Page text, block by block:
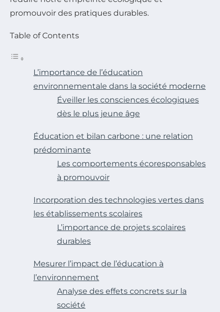
promouvoir des pratiques durables.
Table of Contents
L’importance de l’éducation
environnementale dans la société moderne
Éveiller les consciences écologiques
dès le plus jeune âge
Éducation et bilan carbone : une relation
prédominante
Les comportements écoresponsables
à promouvoir
Incorporation des technologies vertes dans
les établissements scolaires
L’importance de projets scolaires
durables
Mesurer l’impact de l’éducation à
l’environnement
Analyse des effets concrets sur la
société